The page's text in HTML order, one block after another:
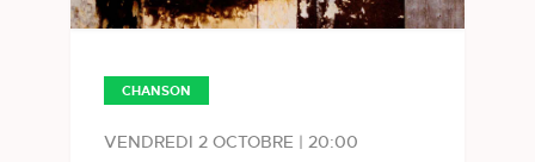
CHANSON
VENDREDI 2 OCTOBRE | 20:00